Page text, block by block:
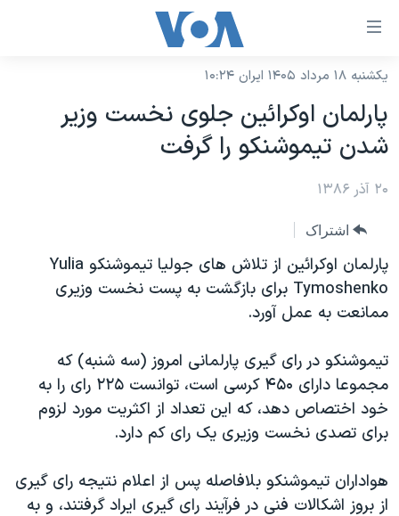
لینکهای
دسترسی
جهش
محتوای
اصلی
صفحه
اصلی
جهش
به
جستجو
نسخه سبک وب‌سایت
موضوع ها
ایران
آمریکا
جهان
ورزشی
گزیده‌ها
ویژه برنامه‌ها
ویدیوها
فرهنگ و زندگی
اقتصادی
علم و فناوری
برنامه های تلویزیونی
جدول برنامه ها
صفحه‌های ویژه
جام جهانی ۲۰۲۶
عملیات خشم حماسی
۲۵۰سالگی آمریکا
بایگانی برنامه‌های تلویزیونی
مستندها
حمله جمهوری اسلامی به اسرائیل
رمز مهسا
فرکانس‌های صدای آمریکا
پخش رادیویی
یادگیری زبان انگلیسی
دنبال کنید
یکشنبه ۱۸ مرداد ۱۴۰۵ ایران ۱۰:۲۴
پارلمان اوکرائين جلوی نخست وزير
شدن تيموشنکو را گرفت
۲۰ آذر ۱۳۸۶
اشتراک
پارلمان اوکرائين از تلاش های جوليا تيموشنکو Yulia
Tymoshenko برای بازگشت به پست نخست وزيری
ممانعت به عمل آورد.
تيموشنکو در رای گيری پارلمانی امروز (سه شنبه) که
مجموعا دارای ۴۵۰ کرسی است، توانست ۲۲۵ رای را به
خود اختصاص دهد، که اين تعداد از اکثريت مورد لزوم
برای تصدی نخست وزيری يک رای کم دارد.
هواداران تيموشنکو بلافاصله پس از اعلام نتيجه رای گيری
از بروز اشکالات فنی در فرآيند رای گيری ايراد گرفتند، و به